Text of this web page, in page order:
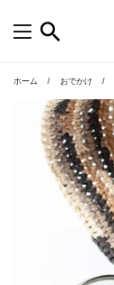
メニューを開く
ホーム / おでかけ /